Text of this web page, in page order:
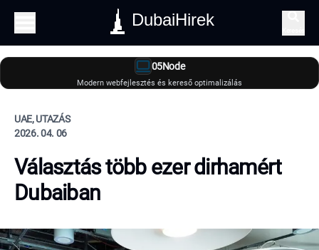
DubaiHirek
05Node
Modern webfejlesztés és kereső optimalizálás
UAE, UTAZÁS
2026. 04. 06
Választás több ezer dirhamért
Dubaiban